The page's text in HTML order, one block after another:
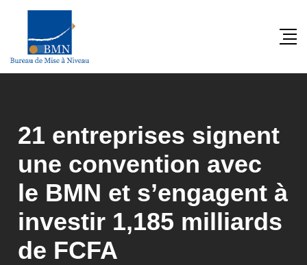
content
21 entreprises signent
une convention avec
le BMN et s’engagent à
investir 1,185 milliards
de FCFA